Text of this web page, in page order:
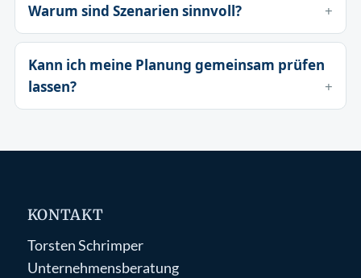
Warum sind Szenarien sinnvoll?
Kann ich meine Planung gemeinsam prüfen
lassen?
KONTAKT
Torsten Schrimper
Unternehmensberatung